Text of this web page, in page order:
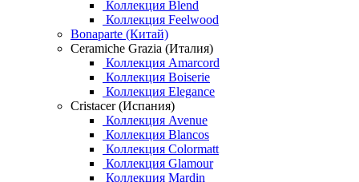
Коллекция Blend
Коллекция Feelwood
Bonaparte (Китай)
Ceramiche Grazia (Италия)
Коллекция Amarcord
Коллекция Boiserie
Коллекция Elegance
Cristacer (Испания)
Коллекция Avenue
Коллекция Blancos
Коллекция Colormatt
Коллекция Glamour
Коллекция Mardin